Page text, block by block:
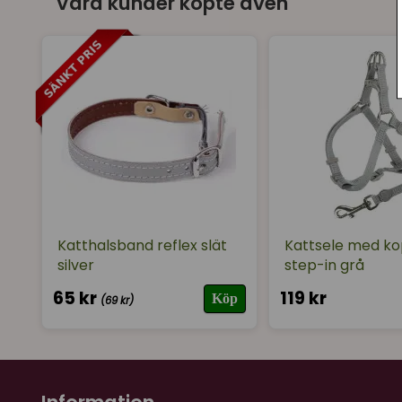
Katthalsband reflex slät
silver
65 kr (69 kr) Köp
Kattsele med
step-in grå
119 kr